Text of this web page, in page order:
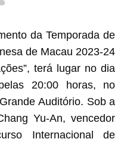
4
da Temporada de
de Macau 2023-24
terá lugar no dia
20:00 horas, no
Auditório. Sob a
Yu-An, vencedor
Internacional de